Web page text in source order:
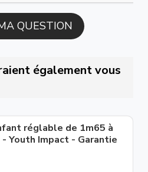
également vous
réglable de 1m65 à
Youth Impact - Garantie